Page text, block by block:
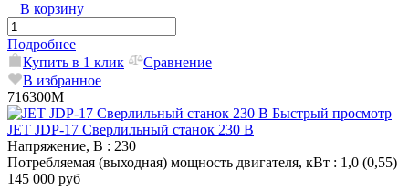
В корзину
Подробнее
Купить в 1 клик
Сравнение
В избранное
716300M
Быстрый просмотр
JET JDP-17 Сверлильный станок 230 В
Напряжение, В : 230
Потребляемая (выходная) мощность двигателя, кВт : 1,0 (0,55)
145 000 руб